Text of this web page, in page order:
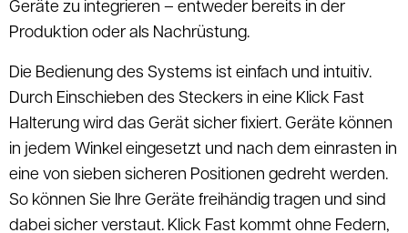
Geräte zu integrieren – entweder bereits in der
Produktion oder als Nachrüstung.
Die Bedienung des Systems ist einfach und intuitiv.
Durch Einschieben des Steckers in eine Klick Fast
Halterung wird das Gerät sicher fixiert. Geräte können
in jedem Winkel eingesetzt und nach dem einrasten in
eine von sieben sicheren Positionen gedreht werden.
So können Sie Ihre Geräte freihändig tragen und sind
dabei sicher verstaut. Klick Fast kommt ohne Federn,